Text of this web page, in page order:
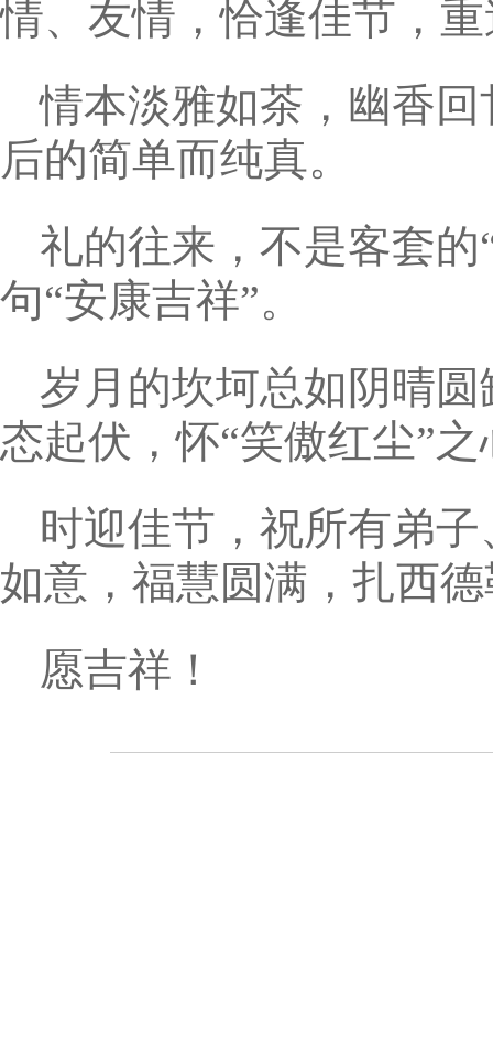
情、友情，恰逢佳节，
情本淡雅如茶，幽香
后的简单而纯真。
礼的往来，不是客套
句“安康吉祥”。
岁月的坎坷总如阴晴
态起伏，怀“笑傲红尘”
时迎佳节，祝所有弟
如意，福慧圆满，扎西
愿吉祥！